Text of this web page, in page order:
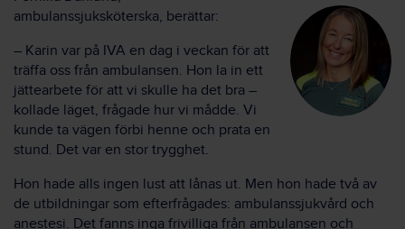
ambulanssjuksköterska, berättar:
– Karin var på IVA en dag i veckan för att
träffa oss från ambulansen. Hon la in ett
jättearbete för att vi skulle ha det bra –
kollade läget, frågade hur vi mådde. Vi
kunde ta vägen förbi henne och prata en
stund. Det var en stor trygghet.
Hon hade alls ingen lust att lånas ut. Men hon hade två av
de utbildningar som efterfrågades: ambulanssjukvård och
anestesi. Det fanns inga frivilliga från ambulansen och